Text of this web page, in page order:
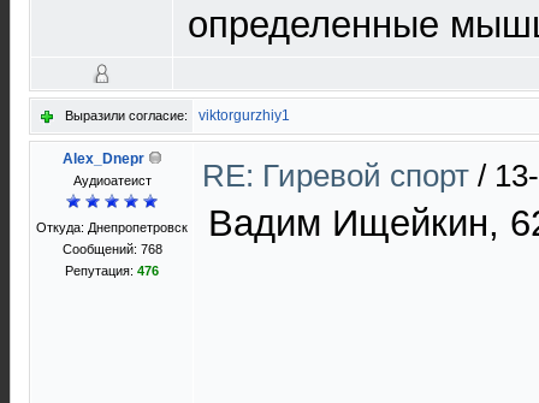
определенные
Выразили согласие: viktorgurzhiy1
Alex_Dnepr
Aудиоатеист
Откуда: Днепропетровск
Сообщений: 768
Репутация: 476
RE: Гиревой спорт /
Вадим Ищейкин,